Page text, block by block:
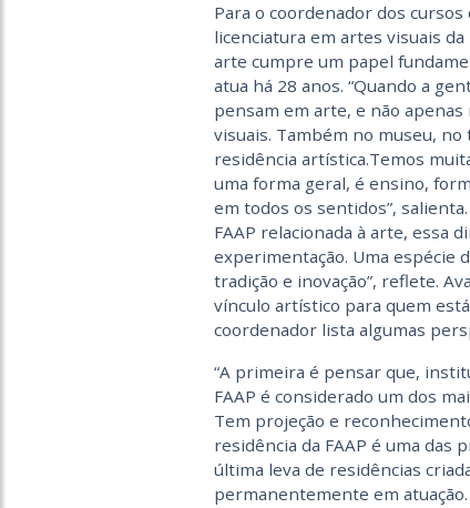
Para o coordenador dos cursos
licenciatura em artes visuais da
arte cumpre um papel
atua há 28 anos. “Quando a
pensam em arte, e não
visuais. Também no museu,
residência artística.Temos
uma forma geral, é ensino,
em todos os sentidos”,
FAAP relacionada à arte, essa
experimentação. Uma espécie
tradição e inovação”, reflete.
vínculo artístico para quem
coordenador lista algumas
“A primeira é pensar que,
FAAP é considerado um dos
Tem projeção e
residência da FAAP é uma das
última leva de residências
permanentemente em